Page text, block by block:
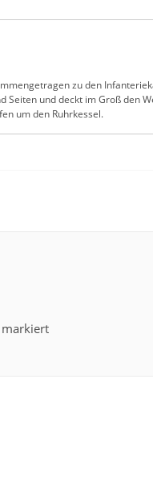
zu den
Seiten und deckt im Groß den
um den Ruhrkessel.
markiert